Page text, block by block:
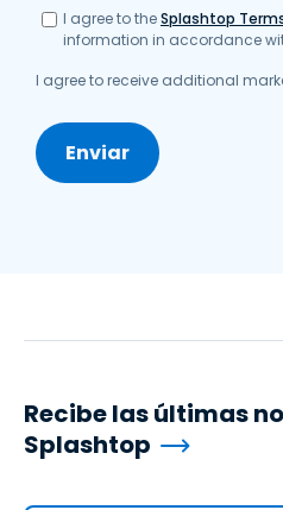
I agree to theSplashtop
information in accordance
I agree to receive additional
Recibe las últimas
Splashtop